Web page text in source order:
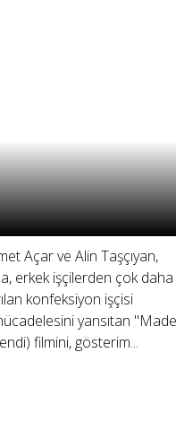
Açar ve Alin Taşçıyan,
erkek işçilerden çok daha
konfeksiyon işçisi
yansıtan
filmini, gösterim...